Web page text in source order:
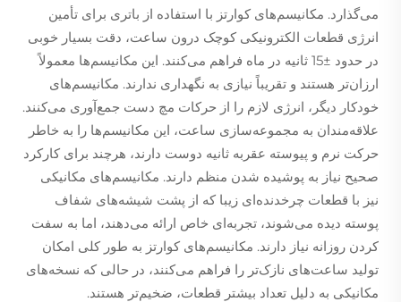
می‌گذارد. مکانیسم‌های کوارتز با استفاده از باتری برای تأمین
انرژی قطعات الکترونیکی کوچک درون ساعت، دقت بسیار خوبی
در حدود ±15 ثانیه در ماه فراهم می‌کنند. این مکانیسم‌ها معمولاً
ارزان‌تر هستند و تقریباً نیازی به نگهداری ندارند. مکانیسم‌های
خودکار دیگر، انرژی لازم را از حرکات مچ دست جمع‌آوری می‌کنند.
علاقه‌مندان به مجموعه‌سازی ساعت، این مکانیسم‌ها را به خاطر
حرکت نرم و پیوسته عقربه ثانیه دوست دارند، هرچند برای کارکرد
صحیح نیاز به پوشیده شدن منظم دارند. مکانیسم‌های مکانیکی
نیز با قطعات چرخدنده‌ای زیبا که از پشت شیشه‌های شفاف
پوسته دیده می‌شوند، تجربه‌ای خاص ارائه می‌دهند، اما به سفت
کردن روزانه نیاز دارند. مکانیسم‌های کوارتز به طور کلی امکان
تولید ساعت‌های نازک‌تر را فراهم می‌کنند، در حالی که نسخه‌های
مکانیکی به دلیل تعداد بیشتر قطعات، ضخیم‌تر هستند.